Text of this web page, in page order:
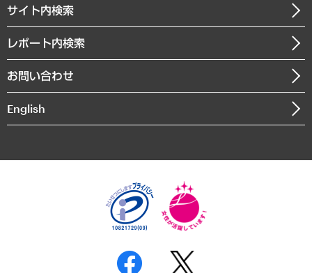
まちづくり・観光・交通・スポーツ・スマートシティ
自然資源・農林水産業・食料システム
メディア掲載・出演
沿革
組織図・本部部室紹介
インドネシア現地法人
個人情報保護方針
反社会的勢力に対する基本方針
サイト内検索
レポート内検索
お問い合わせ
English